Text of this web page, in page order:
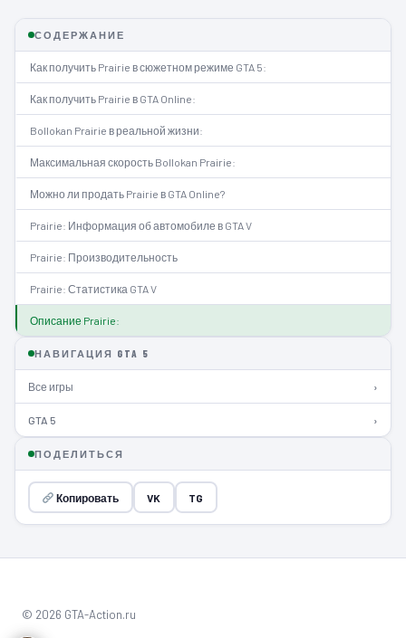
СОДЕРЖАНИЕ
Как получить Prairie в сюжетном режиме GTA 5:
Как получить Prairie в GTA Online:
Bollokan Prairie в реальной жизни:
Максимальная скорость Bollokan Prairie:
Можно ли продать Prairie в GTA Online?
Prairie: Информация об автомобиле в GTA V
Prairie: Производительность
Prairie: Статистика GTA V
Описание Prairie:
НАВИГАЦИЯ GTA 5
Все игры ›
GTA 5 ›
ПОДЕЛИТЬСЯ
Копировать VK TG
© 2026 GTA-Action.ru